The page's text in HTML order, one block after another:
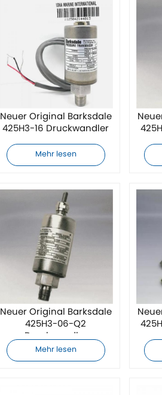
Neuer Original Barksdale
425H3-16 Druckwandler
Mehr lesen
Neuer Original Barksdale
425H3-06-Q2
Druckwandler
Mehr lesen